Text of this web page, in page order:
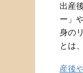
出産
ー」
身の
とは
産後